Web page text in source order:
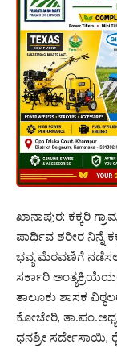
ಖಾನಾಪುರ: ಕಕ್ಕರಿ
ಪಾರ್ಥಿವ ಶರೀರ ನಿನ್ನೆ
ಭವ್ಯ ಮೆರವಣಿಗೆ
ಸರ್ಕಾರಿ
ತಾಲೂಕು ಶಾಸಕ
ಕೋಚೇರಿ,
ಧನಶ್ರೀ